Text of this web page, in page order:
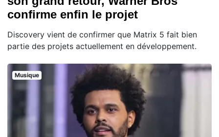
confirme enfin le projet
Discovery vient de confirmer que Matrix 5 fait bien
partie des projets actuellement en développement.
Musique